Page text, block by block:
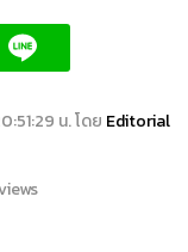
น. โดย Editorial